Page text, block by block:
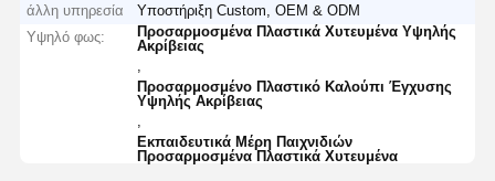
άλλη υπηρεσία
Υποστήριξη Custom, OEM & ODM
Υψηλό φως:
Προσαρμοσμένα Πλαστικά Χυτευμένα Υψηλής
Ακρίβειας
Προσαρμοσμένο Πλαστικό Καλούπι Έγχυσης
Υψηλής Ακρίβειας
Εκπαιδευτικά Μέρη Παιχνιδιών
Προσαρμοσμένα Πλαστικά Χυτευμένα